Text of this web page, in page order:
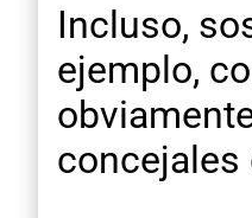
Incluso,
ejemplo,
concejales